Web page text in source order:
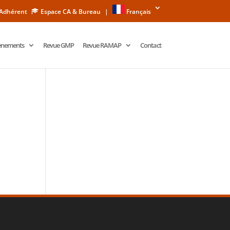
Espace CA & Bureau | Français
Revue GMP Revue RAMAP Contact